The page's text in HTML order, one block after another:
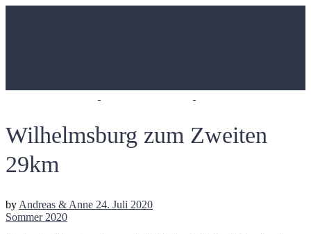
Wilhelmsburg zum Zweiten
29km
byAndreas & Anne 24. Juli 2020
Sommer 2020